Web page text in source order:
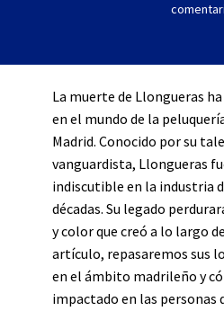
La muerte de Llongueras
en el mundo de la
Madrid. Conocido por su
vanguardista, Llongueras
indiscutible en la industria
décadas. Su legado
y color que creó a lo largo
artículo, repasaremos sus
en el ámbito madrileño y
impactado en las personas